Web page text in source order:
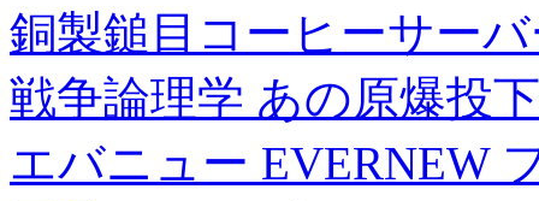
銅製鎚目コーヒーサー
戦争論理学 あの原爆投
エバニュー EVERNEW